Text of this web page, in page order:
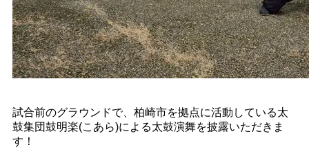
試合前のグラウンドで、柏崎市を拠点に活動している太
鼓集団鼓明楽(こあら)による太鼓演舞を披露いただきま
す！